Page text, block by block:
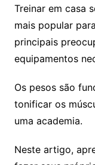
Treinar em casa
mais popular
principais
equipamentos
Os pesos são
tonificar os
uma academia.
Neste artigo,